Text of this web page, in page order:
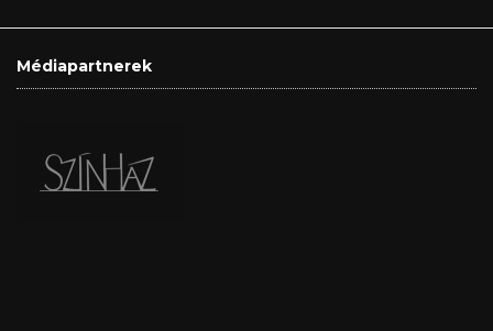
Médiapartnerek